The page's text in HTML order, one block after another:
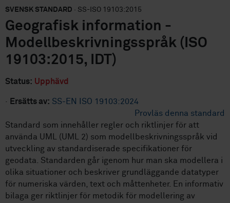
SVENSK STANDARD · SS-ISO 19103:2015
Geografisk information -
Modellbeskrivningsspråk (ISO
19103:2015, IDT)
Status: Upphävd
· Ersätts av: SS-EN ISO 19103:2024
Provläs denna standard
Standard som innehåller regler och riktlinjer för att
använda UML (UML 2) som modellbeskrivningsspråk vid
utveckling av standardiserade specifikationer för
geodata. Standarden går igenom hur man ska modellera i
olika situationer och beskriver grundläggande datatyper
för numeriska värden, text och måttenheter. En informativ
bilaga ger riktlinjer för metodik för modellering av